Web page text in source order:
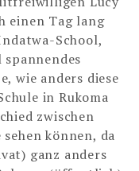
einen Tag lang
School,
wie anders diese
in Rukoma
zwischen
können, da
ganz anders